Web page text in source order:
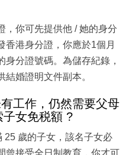
，你可先提供他 / 她的身分
香港身分證，你應於1個月
分證號碼。為儲存紀錄，
婚證明文件副本。
工作，仍然需要父母
女免税額 ?
25 歲的子女，該名子女必
曾接受全日制教育，你才可